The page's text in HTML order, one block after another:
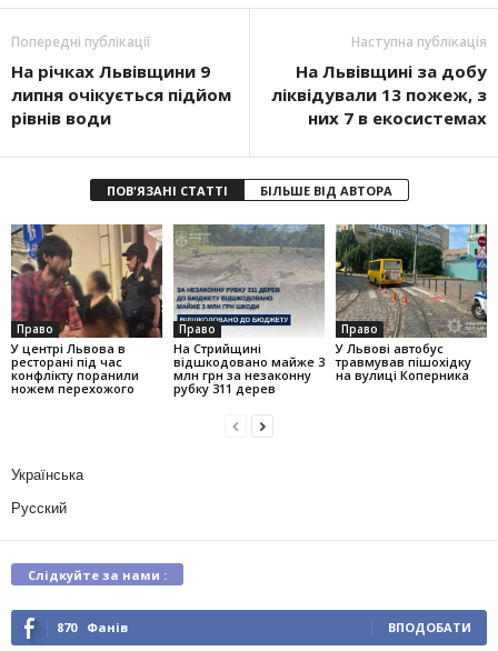
Попередні публікації
На річках Львівщини 9
липня очікується підйом
рівнів води
Наступна публікація
На Львівщині за добу
ліквідували 13 пожеж, з
них 7 в екосистемах
ПОВ'ЯЗАНІ СТАТТІ БІЛЬШЕ ВІД АВТОРА
Право
У центрі Львова в
ресторані під час
конфлікту поранили
ножем перехожого
Право
На Стрийщині
відшкодовано майже 3
млн грн за незаконну
рубку 311 дерев
Право
У Львові автобус
травмував пішохідку
на вулиці Коперника
Українська
Русский
Слідкуйте за нами :
870 Фанів ВПОДОБАТИ